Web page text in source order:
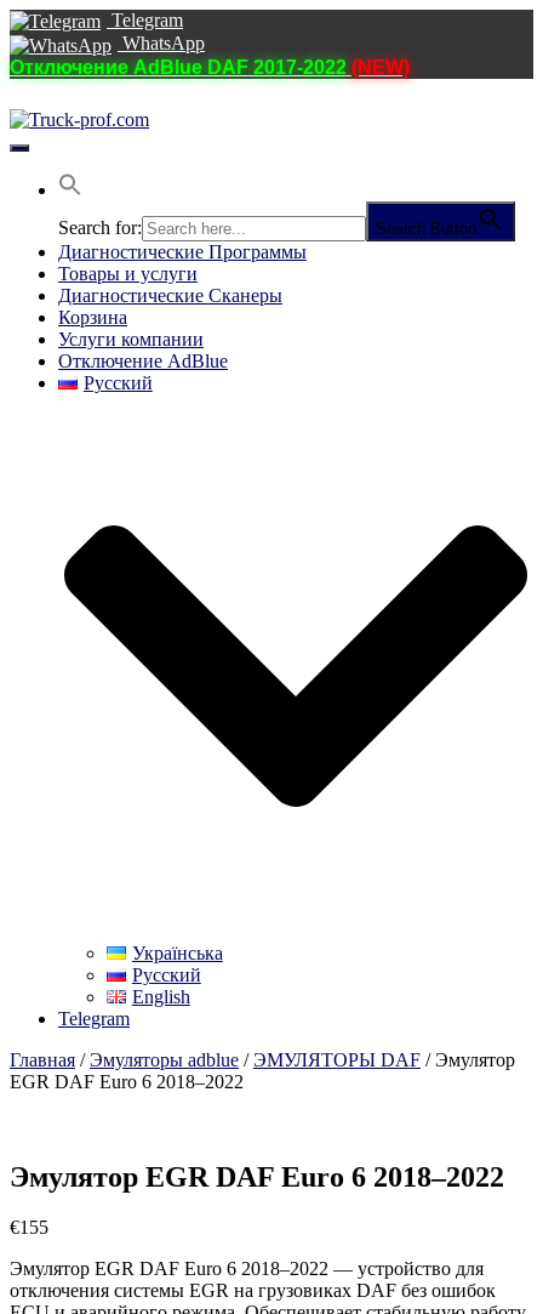
Telegram
WhatsApp
Отключение AdBlue DAF 2017-2022 (NEW)
Переключить
навигацию
Search for: Search Button
Диагностические Программы
Товары и услуги
Диагностические Сканеры
Корзина
Услуги компании
Отключение AdBlue
Русский
Українська
Русский
English
Telegram
Главная /Эмуляторы adblue /ЭМУЛЯТОРЫ DAF / Эмулятор
EGR DAF Euro 6 2018–2022
Эмулятор EGR DAF Euro 6 2018–2022
€155
Эмулятор EGR DAF Euro 6 2018–2022 — устройство для
отключения системы EGR на грузовиках DAF без ошибок